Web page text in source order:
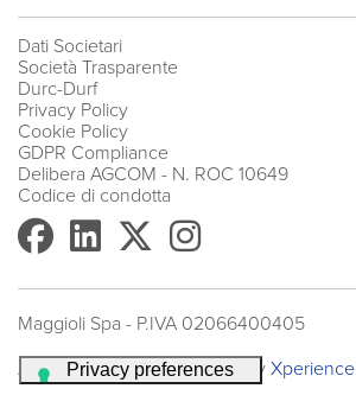
Dati Societari
Società Trasparente
Durc-Durf
Privacy Policy
Cookie Policy
GDPR Compliance
Delibera AGCOM - N. ROC 10649
Codice di condotta
Maggioli Spa - P.IVA 02066400405
AnDinova ProjectPowered by Xperience